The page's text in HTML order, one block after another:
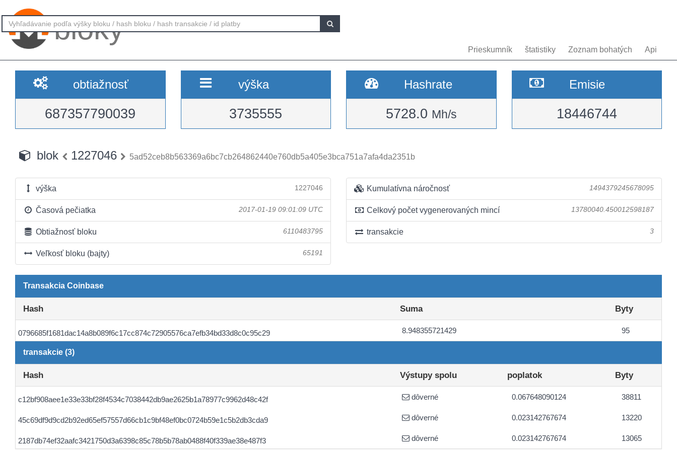
bloky
Prieskumník štatistiky Zoznam bohatých Api
obtiažnosť
687357790039
výška
3735555
Hashrate
5728.0 Mh/s
Emisie
18446744
blok 1227046 5ad52ceb8b563369a6bc7cb264862440e760db5a405e3bca751a7afa4da2351b
výška 1227046
Časová pečiatka 2017-01-19 09:01:09 UTC
Obtiažnosť bloku 6110483795
Veľkosť bloku (bajty) 65191
Kumulatívna náročnosť 1494379245678095
Celkový počet vygenerovaných mincí 13780040.450012598187
transakcie 3
Transakcia Coinbase
Hash Suma Byty
0796685f1681dac14a8b089f6c17cc874c72905576ca7efb34bd33d8c0c95c29 8.948355721429 95
transakcie (3)
Hash Výstupy spolu poplatok Byty
c12bf908aee1e33e33bf28f4534c7038442db9ae2625b1a78977c9962d48c42f dôverné 0.067648090124 38811
45c69df9d9cd2b92ed65ef57557d66cb1c9bf48ef0bc0724b59e1c5b2db3cda9 dôverné 0.023142767674 13220
2187db74ef32aafc3421750d3a6398c85c78b5b78ab0488f40f339ae38e487f3 dôverné 0.023142767674 13065